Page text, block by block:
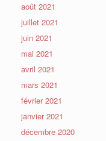
août 2021
juillet 2021
juin 2021
mai 2021
avril 2021
mars 2021
février 2021
janvier 2021
décembre 2020